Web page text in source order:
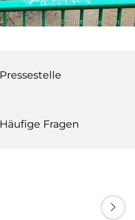
© Stadt Haltern am See
Pressestelle
Häufige Fragen